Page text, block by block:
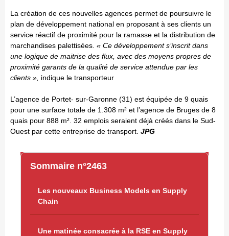
Sommaire n°2463
Les nouveaux Business Models en Supply
Chain
Une matinée consacrée à la RSE en Supply
La création de ces nouvelles agences permet de poursuivre le
plan de développement national en proposant à ses clients un
service réactif de proximité pour la ramasse et la distribution de
marchandises palettisées. « Ce développement s’inscrit dans
une logique de maitrise des flux, avec des moyens propres de
proximité garants de la qualité de service attendue par les
clients », indique le transporteur
L’agence de Portet- sur-Garonne (31) est équipée de 9 quais
pour une surface totale de 1.308 m² et l’agence de Bruges de 8
quais pour 888 m². 32 emplois seraient déjà créés dans le Sud-
Ouest par cette entreprise de transport. JPG